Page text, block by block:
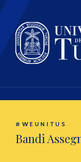
#WEUNITUS
Bandi